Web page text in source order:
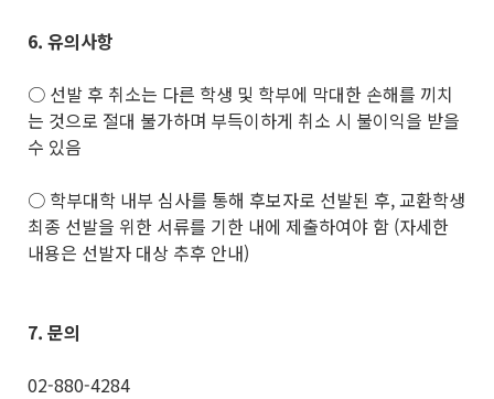
6. 유의사항
○ 선발 후 취소는 다른 학생 및 학부에 막대한 손해를 끼치
는 것으로 절대 불가하며 부득이하게 취소 시 불이익을 받을
수 있음
○ 학부대학 내부 심사를 통해 후보자로 선발된 후, 교환학생
최종 선발을 위한 서류를 기한 내에 제출하여야 함 (자세한
내용은 선발자 대상 추후 안내)
7. 문의
02-880-4284